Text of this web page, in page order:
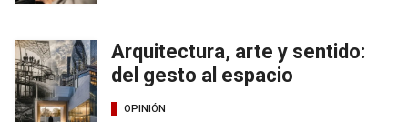
Arquitectura, arte y sentido:
del gesto al espacio
OPINIÓN